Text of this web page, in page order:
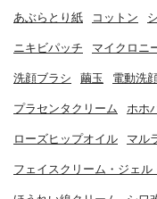
あぶらとり紙 コットン
ニキビパッチ マイクロニ
洗顔ブラシ 繭玉 電動洗
プラセンタクリーム ホホ
ローズヒップオイル マル
フェイスクリーム・ジェル